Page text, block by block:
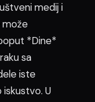
medij i
može
*Dine*
sa
iste
U